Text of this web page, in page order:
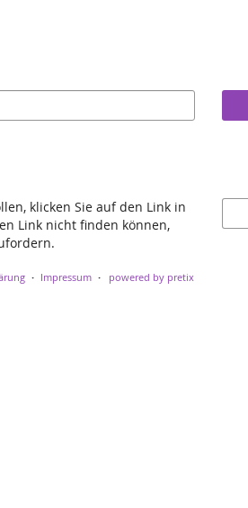
klicken Sie auf den Link in
Link nicht finden können,
Impressum powered by pretix